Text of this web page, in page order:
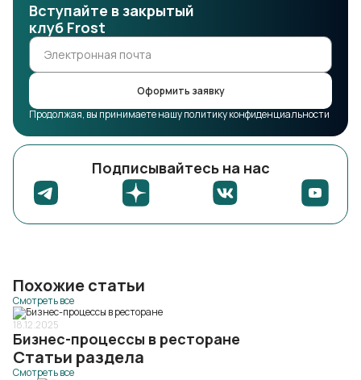
Вступайте в закрытый
клуб Frost
Оформить заявку
Продолжая, вы принимаете нашу политику конфиденциальности
Подписывайтесь на нас
Похожие статьи
Смотреть все
18.12.2025
Бизнес-процессы в ресторане
Статьи раздела
Смотреть все